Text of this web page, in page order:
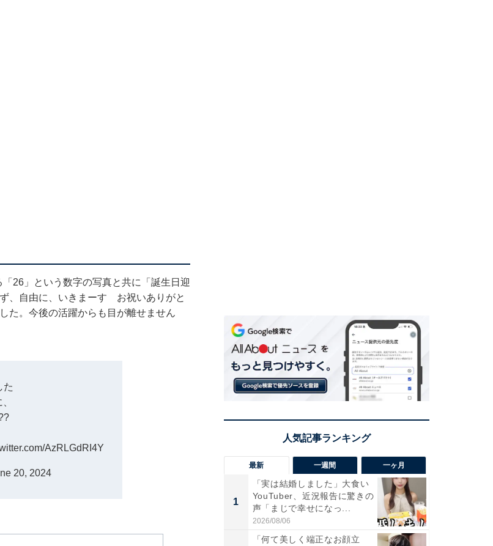
26」という数字の写真と共に「誕生日迎
、自由に、いきまーす お祝いありがと
た。今後の活躍からも目が離せません
た
AzRLGdRI4Y
20, 2024
最新 一週間 一ヶ月
1
「実は結婚しました」大食い
YouTuber、近況報告に驚きの
声「まじで幸せになっ...
2026/08/06
「何て美しく端正なお顔立